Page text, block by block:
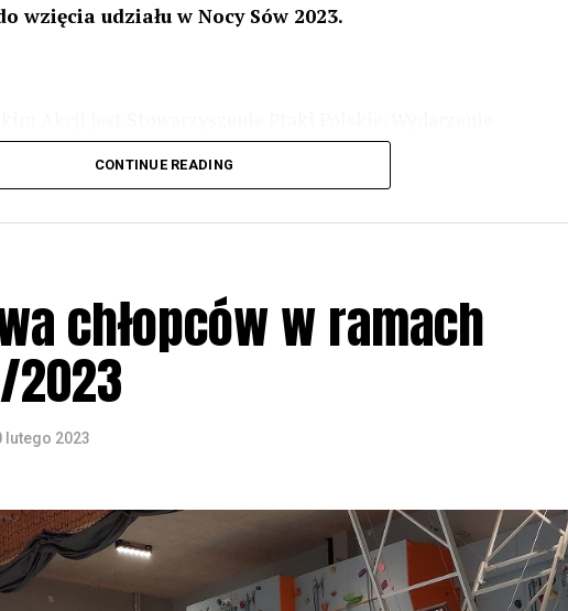
udziału w Nocy Sów 2023.
lutego 2023 r. wg harmonogramu przedstawionego na
do udziału w Akcji, włączenia się w aktywne
i wymianę doświadczeń przy grillu.Na wydarzenie obowiązują
CONTINUE READING
chłopców w ramach
lutego 2023